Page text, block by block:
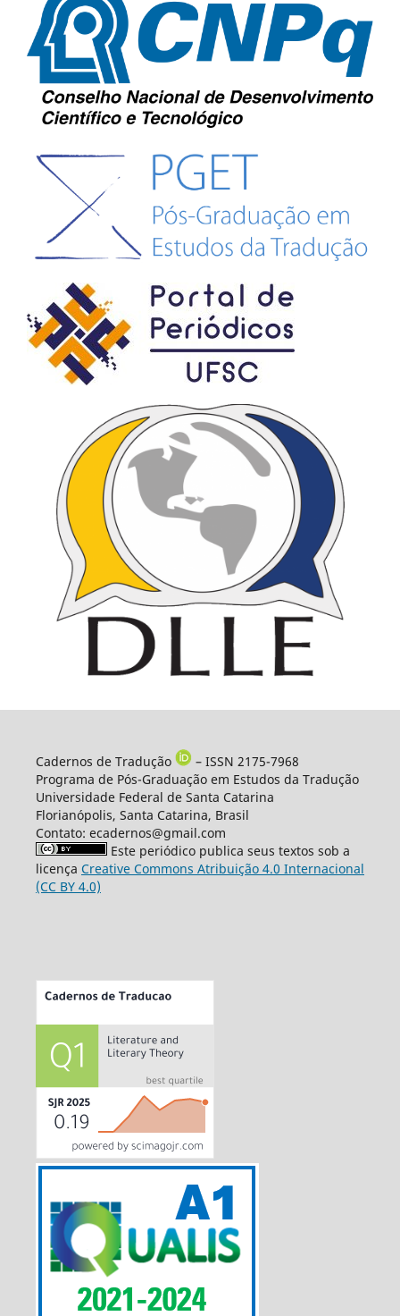
Cadernos de Tradução
– ISSN 2175-7968
Programa de Pós-Graduação em Estudos da Tradução
Universidade Federal de Santa Catarina
Florianópolis, Santa Catarina, Brasil
Contato: ecadernos@gmail.com
Este periódico publica seus textos sob a
licença Creative Commons Atribuição 4.0 Internacional
(CC BY 4.0)